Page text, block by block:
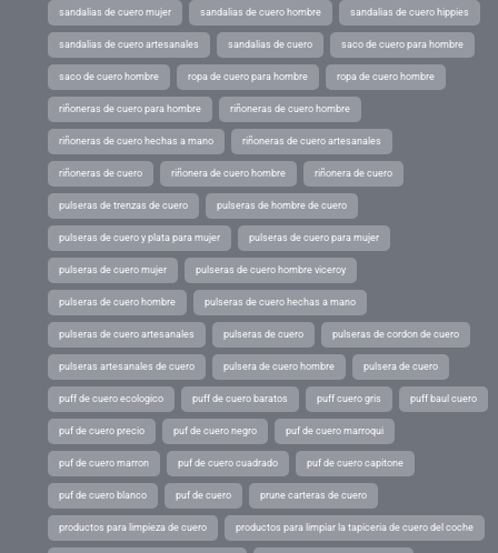
sandalias de cuero mujer sandalias de cuero hombre sandalias de cuero hippies
sandalias de cuero artesanales sandalias de cuero saco de cuero para hombre
saco de cuero hombre ropa de cuero para hombre ropa de cuero hombre
riñoneras de cuero para hombre riñoneras de cuero hombre
riñoneras de cuero hechas a mano riñoneras de cuero artesanales
riñoneras de cuero riñonera de cuero hombre riñonera de cuero
pulseras de trenzas de cuero pulseras de hombre de cuero
pulseras de cuero y plata para mujer pulseras de cuero para mujer
pulseras de cuero mujer pulseras de cuero hombre viceroy
pulseras de cuero hombre pulseras de cuero hechas a mano
pulseras de cuero artesanales pulseras de cuero pulseras de cordon de cuero
pulseras artesanales de cuero pulsera de cuero hombre pulsera de cuero
puff de cuero ecologico puff de cuero baratos puff cuero gris puff baul cuero
puf de cuero precio puf de cuero negro puf de cuero marroqui
puf de cuero marron puf de cuero cuadrado puf de cuero capitone
puf de cuero blanco puf de cuero prune carteras de cuero
productos para limpieza de cuero productos para limpiar la tapiceria de cuero del coche